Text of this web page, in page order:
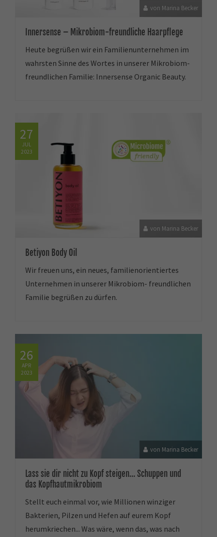
von Marina Becker
Innersense – Mikrobiom-freundliche Haarpflege
Heute begrüßen wir ein Familienunternehmen im
wahrsten Sinne des Wortes in unserer Mikrobiom-
freundlichen Familie: Innersense Organic Beauty.
27
JUL
2023
von Marina Becker
Betiyon Body Oil
Wir freuen uns, ein neues, familienorientiertes
Unternehmen in unserer Mikrobiom- freundlichen
Familie begrüßen zu dürfen.
26
APR
2023
von Marina Becker
Lass sie dir nicht zu Kopf steigen… Schuppen und
das Kopfhautmikrobiom
Stellt euch einmal vor, wie Millionen winziger
Bakterien, Pilzen und Hefen auf eurem Kopf
herumkriechen... Was wäre, wenn das, was nach